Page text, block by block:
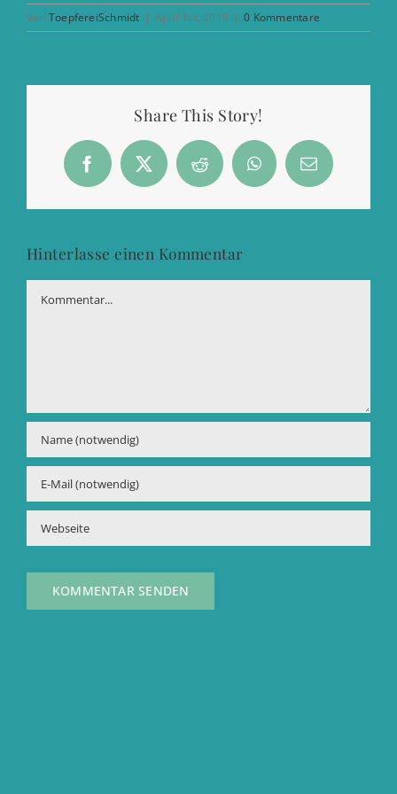
Von ToepfereiSchmidt | April 1st, 2019 | 0 Kommentare
Share This Story!
Facebook
X Reddit WhatsApp
E-
Mail
Hinterlasse einen Kommentar